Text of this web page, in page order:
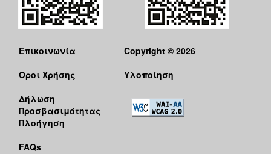
Επικοινωνία
Όροι Χρήσης
Δήλωση
Προσβασιμότητας
Πλοήγηση
FAQs
Copyright © 2026
Υλοποίηση